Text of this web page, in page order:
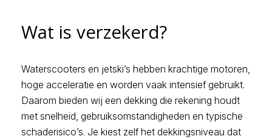
Wat is verzekerd?
Waterscooters en jetski’s hebben krachtige motoren,
hoge acceleratie en worden vaak intensief gebruikt.
Daarom bieden wij een dekking die rekening houdt
met snelheid, gebruiksomstandigheden en typische
schaderisico’s. Je kiest zelf het dekkingsniveau dat